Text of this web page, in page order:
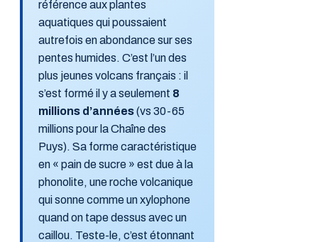
référence aux plantes
aquatiques qui poussaient
autrefois en abondance sur ses
pentes humides. C’est l’un des
plus jeunes volcans français : il
s’est formé il y a seulement 8
millions d’années(vs 30-65
millions pour la Chaîne des
Puys). Sa forme caractéristique
en « pain de sucre » est due à la
phonolite, une roche volcanique
qui sonne comme un xylophone
quand on tape dessus avec un
caillou. Teste-le, c’est étonnant